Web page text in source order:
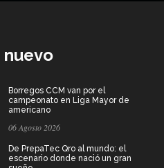
nuevo
Borregos CCM van por el
campeonato en Liga Mayor de
americano
06 Agosto 2026
De PrepaTec Qro al mundo: el
escenario donde nació un gran